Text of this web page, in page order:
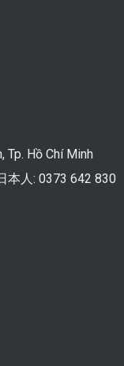
Tp. Hồ Chí Minh
本人: 0373 642 830